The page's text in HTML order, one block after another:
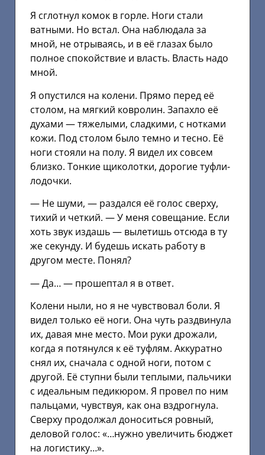
Я сглотнул комок в горле. Ноги стали
ватными. Но встал. Она наблюдала за
мной, не отрываясь, и в её глазах было
полное спокойствие и власть. Власть надо
мной.
Я опустился на колени. Прямо перед её
столом, на мягкий ковролин. Запахло её
духами — тяжелыми, сладкими, с нотками
кожи. Под столом было темно и тесно. Её
ноги стояли на полу. Я видел их совсем
близко. Тонкие щиколотки, дорогие туфли-
лодочки.
— Не шуми, — раздался её голос сверху,
тихий и четкий. — У меня совещание. Если
хоть звук издашь — вылетишь отсюда в ту
же секунду. И будешь искать работу в
другом месте. Понял?
— Да… — прошептал я в ответ.
Колени ныли, но я не чувствовал боли. Я
видел только её ноги. Она чуть раздвинула
их, давая мне место. Мои руки дрожали,
когда я потянулся к её туфлям. Аккуратно
снял их, сначала с одной ноги, потом с
другой. Её ступни были теплыми, пальчики
с идеальным педикюром. Я провел по ним
пальцами, чувствуя, как она вздрогнула.
Сверху продолжал доноситься ровный,
деловой голос: «…нужно увеличить бюджет
на логистику…».